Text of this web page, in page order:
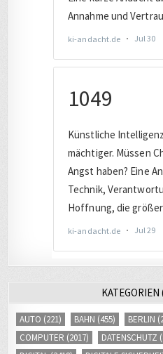
AUTO (221) BAHN (455) BERLIN
COMPUTER (2017) DATENSCHUTZ